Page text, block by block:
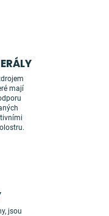
mají
jsou